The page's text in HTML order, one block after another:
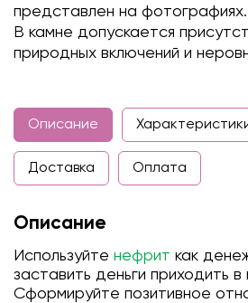
представлен на фотографиях.
В камне допускается
природных включений и
Описание
Доставка Оплата
Описание
Используйте нефрит как
заставить деньги приходить в
Сформируйте позитивное